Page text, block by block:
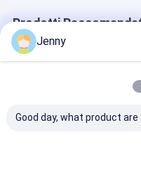
Prodotti
Jenny
Good day, what product are